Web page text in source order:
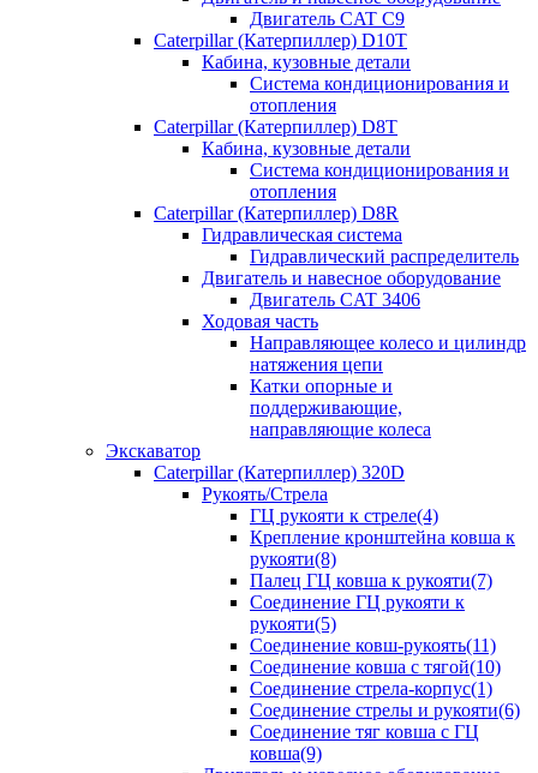
Двигатель CAT C9
Caterpillar (Катерпиллер) D10T
Кабина, кузовные детали
Система кондиционирования и
отопления
Caterpillar (Катерпиллер) D8T
Кабина, кузовные детали
Система кондиционирования и
отопления
Caterpillar (Катерпиллер) D8R
Гидравлическая система
Гидравлический распределитель
Двигатель и навесное оборудование
Двигатель CAT 3406
Ходовая часть
Направляющее колесо и цилиндр
натяжения цепи
Катки опорные и
поддерживающие,
направляющие колеса
Экскаватор
Caterpillar (Катерпиллер) 320D
Рукоять/Стрела
ГЦ рукояти к стреле(4)
Крепление кронштейна ковша к
рукояти(8)
Палец ГЦ ковша к рукояти(7)
Соединение ГЦ рукояти к
рукояти(5)
Соединение ковш-рукоять(11)
Соединение ковша с тягой(10)
Соединение стрела-корпус(1)
Соединение стрелы и рукояти(6)
Соединение тяг ковша с ГЦ
ковша(9)